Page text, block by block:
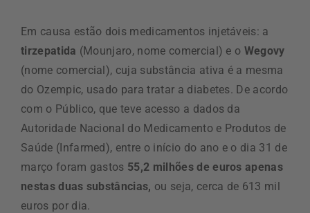
Em causa estão dois medicamentos injetáveis: a
tirzepatida (Mounjaro, nome comercial) e o Wegovy
(nome comercial), cuja substância ativa é a mesma
do Ozempic, usado para tratar a diabetes. De acordo
com o Público, que teve acesso a dados da
Autoridade Nacional do Medicamento e Produtos de
Saúde (Infarmed), entre o início do ano e o dia 31 de
março foram gastos 55,2 milhões de euros apenas
nestas duas substâncias, ou seja, cerca de 613 mil
euros por dia.